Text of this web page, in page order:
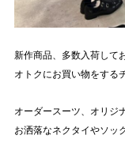
新作商品、多数入荷して
オトクにお買い物をする
オーダースーツ、オリジ
お洒落なネクタイやソッ